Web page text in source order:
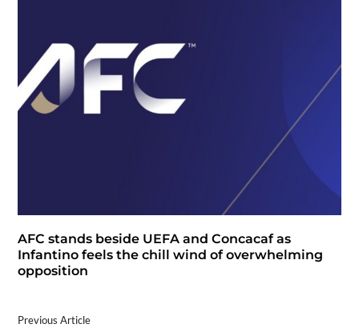
AFC stands beside UEFA and Concacaf as
Infantino feels the chill wind of overwhelming
opposition
Previous Article